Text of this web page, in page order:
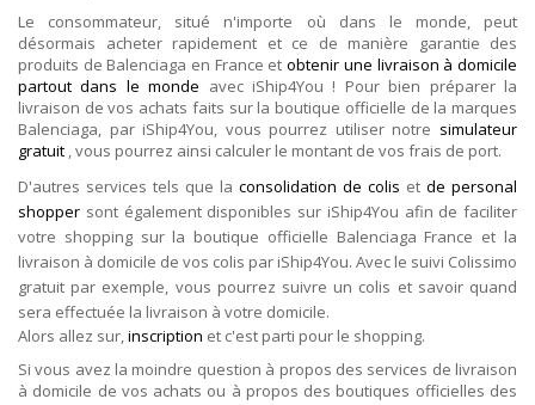
Le consommateur, situé n'importe où dans le monde, peut
désormais acheter rapidement et ce de manière garantie des
produits de Balenciaga en France etobtenir une livraison à domicile
partout dans le monde avec iShip4You ! Pour bien préparer la
livraison de vos achats faits sur la boutique officielle de la marques
Balenciaga, par iShip4You, vous pourrez utiliser notre simulateur
gratuit , vous pourrez ainsi calculer le montant de vos frais de port.
D'autres services tels que la consolidation de colis et de personal
shopper sont également disponibles sur iShip4You afin de faciliter
votre shopping sur la boutique officielle Balenciaga France et la
livraison à domicile de vos colis par iShip4You. Avec le suivi Colissimo
gratuit par exemple, vous pourrez suivre un colis et savoir quand
sera effectuée la livraison à votre domicile.
Alors allez sur,inscription et c'est parti pour le shopping.
Si vous avez la moindre question à propos des services de livraison
à domicile de vos achats ou à propos des boutiques officielles des